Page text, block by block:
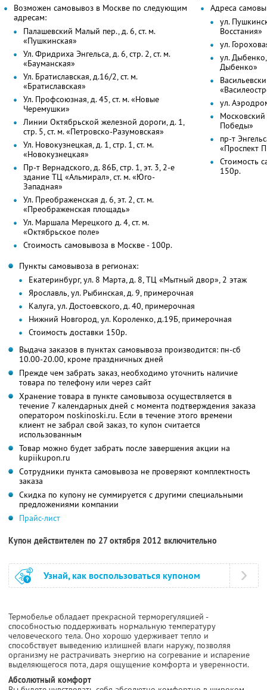
Возможен самовывоз в Москве по следующим
адресам:
Палашевский Малый пер., д. 6, ст. м.
«Пушкинская»
Ул. Фридриха Энгельса, д. 6, стр. 2, ст. м.
«Бауманская»
Ул. Братиславская, д.16/2, ст. м.
«Братиславская»
Ул. Профсоюзная, д. 45, ст. м. «Новые
Черемушки»
Линии Октябрьской железной дороги, д. 1,
стр. 5, ст. м. «Петровско-Разумовская»
Ул. Новокузнецкая, д. 1, стр. 1, ст. м.
«Новокузнецкая»
Пр-т Вернадского, д. 86Б, стр. 1, эт. 3, 2-е
здание ТЦ «Альмирал», ст. м. «Юго-
Западная»
Ул. Преображенская д. 6, эт. 2, ст. м.
«Преображенская площадь»
Ул. Маршала Мерецкого д. 4, ст. м.
«Октябрьское поле»
Стоимость самовывоза в Москве - 100р.
Адреса
ул.
Восстания»
ул.
ул.
Дыбенко»
ул.
Московский
Победы»
пр-т
«Проспект
Стоимость
150р.
Пункты самовывоза в регионах:
Екатеринбург, ул. 8 Марта, д. 8, ТЦ «Мытный двор», 2 этаж
Ярославль, ул. Рыбинская, д. 9, примерочная
Калуга, ул. Достоевского, д. 40, примерочная
Нижний Новгород, ул. Короленко, д.19Б, примерочная
Стоимость доставки 150р.
Выдача заказов в пунктах самовывоза производится: пн-сб
10.00-20.00, кроме праздничных дней
Прежде чем забрать заказ, необходимо уточнить наличие
товара по телефону или через сайт
Хранение товара в пункте самовывоза осуществляется в
течение 7 календарных дней с момента подтверждения заказа
оператором noskinoski.ru. Если в течение этого времени
клиент не забрал свой заказ, то купон считается
использованным
Товар можно будет забрать после завершения акции на
kupiikupon.ru
Сотрудники пункта самовывоза не проверяют комплектность
заказа
Скидка по купону не суммируется с другими специальными
предложениями компании
Прайс-лист
Купон действителен по 27 октября 2012 включительно
Узнай, как воспользоваться купоном
Термобелье обладает прекрасной терморегуляцией -
способностью поддерживать нормальную температуру
человеческого тела. Оно хорошо удерживает тепло и
способствует выведению излишней влаги наружу, позволяя
организму не растрачивать энергию на согревание и испарение
выделяющегося пота, даря ощущение комфорта и уверенности.
Абсолютный комфорт